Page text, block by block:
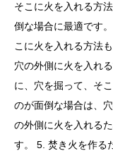
そこに火を入れる方
倒な場合に最適です
こに火を入れる方法
穴の外側に火を入れ
に、穴を掘って、そ
のが面倒な場合は、
の外側に火を入れる
す。 5. 焚き火を作る